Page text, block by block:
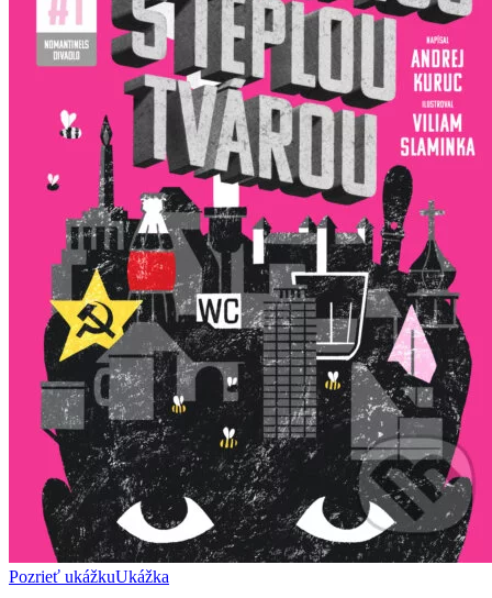
Pozrieť ukážkuUkážka